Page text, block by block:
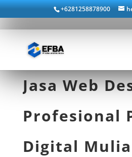
+6281258878900
Jasa Web
Profesional
Digital Mulia